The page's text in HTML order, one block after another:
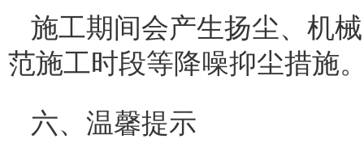
施工期间会产生扬尘、机
范施工时段等降噪抑尘措施
六、温馨提示